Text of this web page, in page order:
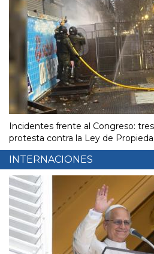
Incidentes frente al Congreso:
protesta contra la Ley de
INTERNACIONES